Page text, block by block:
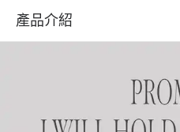
產品介紹